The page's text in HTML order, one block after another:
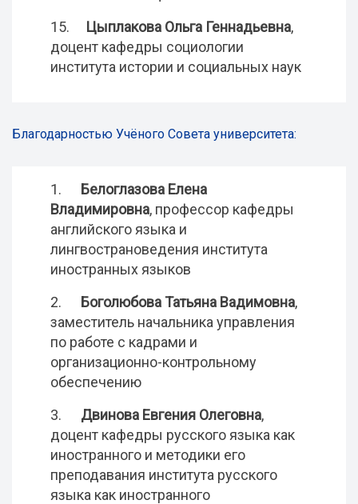
15. Цыплакова Ольга Геннадьевна,
доцент кафедры социологии
института истории и социальных наук
Благодарностью Учёного Совета университета:
1.
Белоглазова Елена
Владимировна, профессор кафедры
английского языка и
лингвострановедения института
иностранных языков
2.
Боголюбова Татьяна Вадимовна,
заместитель начальника управления
по работе с кадрами и
организационно-контрольному
обеспечению
3. Двинова Евгения Олеговна,
доцент кафедры русского языка как
иностранного и методики его
преподавания института русского
языка как иностранного